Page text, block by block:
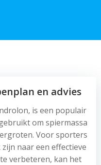
en advies
is een populair
om spiermassa
Voor sporters
naar een effectieve
verbeteren, kan het